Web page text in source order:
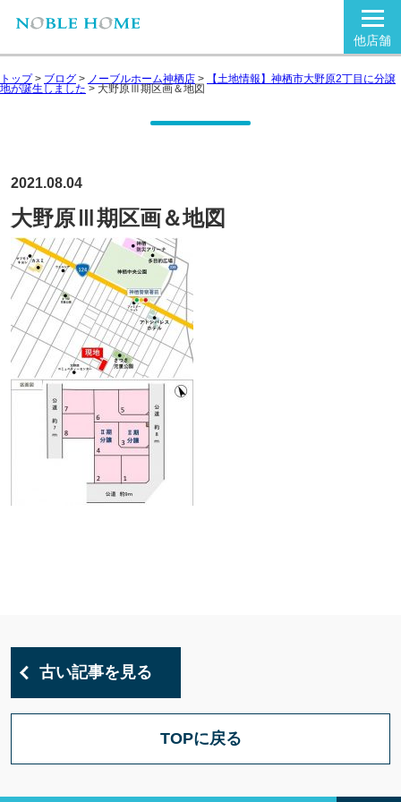
他店舗
トップ> ブログ > ノーブルホーム神栖店 > 【土地情報】神栖市大野原2丁目に分譲
地が誕生しました > 大野原Ⅲ期区画＆地図
2021.08.04
大野原Ⅲ期区画＆地図
古い記事を見る
TOPに戻る